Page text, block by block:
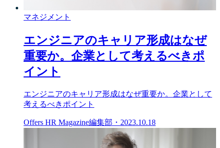
マネジメント
エンジニアのキャリア形成はなぜ
重要か。企業として考えるべきポ
イント
エンジニアのキャリア形成はなぜ重要か。企業として
考えるべきポイント
Offers HR Magazine編集部 ・ 2023.10.18